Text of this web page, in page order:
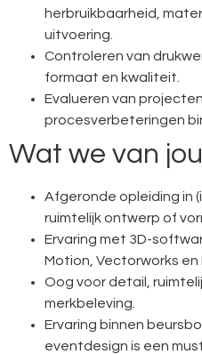
herbruikbaarheid,
uitvoering.
Controleren van
formaat en kwaliteit.
Evalueren van
procesverbeteringen
Wat we van
Afgeronde opleiding in
ruimtelijk ontwerp of
Ervaring met 3D-
Motion, Vectorworks en
Oog voor detail,
merkbeleving.
Ervaring binnen
eventdesign is een